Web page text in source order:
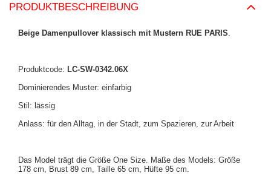
PRODUKTBESCHREIBUNG
Beige Damenpullover klassisch mit Mustern RUE PARIS
Produktcode: LC-SW-0342.06X
Dominierendes Muster: einfarbig
Stil: lässig
Anlass: für den Alltag, in der Stadt, zum Spazieren, zur Arbeit
Das Model trägt die Größe One Size. Maße des Models: Größe
178 cm, Brust 89 cm, Taille 65 cm, Hüfte 95 cm.